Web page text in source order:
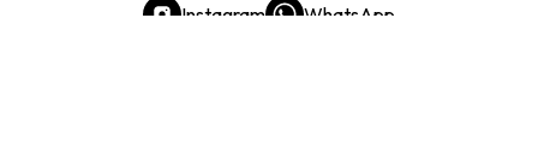
Instagram
WhatsApp